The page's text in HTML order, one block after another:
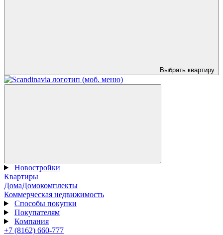
Выбрать квартиру
Новостройки
Квартиры
ДомаДомокомплекты
Коммерческая недвижимость
Способы покупки
Покупателям
Компания
+7 (8162) 660-777